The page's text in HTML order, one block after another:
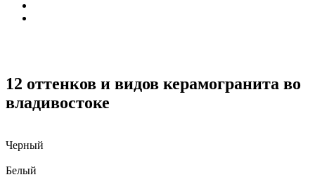
12 оттенков и видов керамогранита во
владивостоке
Черный
Белый